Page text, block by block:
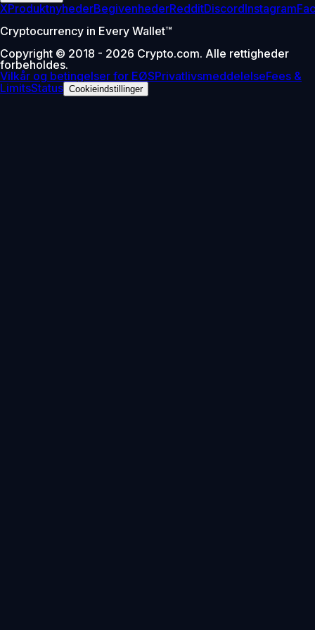
XProduktnyhederBegivenhederRedditDiscordInstagram
Cryptocurrency in Every Wallet™
Copyright © 2018 - 2026 Crypto.com. Alle rettigheder
forbeholdes.
Vilkår og betingelser for EØSPrivatlivsmeddelelseFees &
LimitsStatus Cookieindstillinger